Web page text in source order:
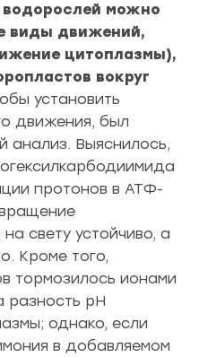
водорослей можно
виды движений,
цитоплазмы),
вокруг
установить
движения, был
анализ. Выяснилось,
протонов в АТФ-
свету устойчиво, а
Кроме того,
тормозилось ионами
разность рН
однако, если
в добавляемом